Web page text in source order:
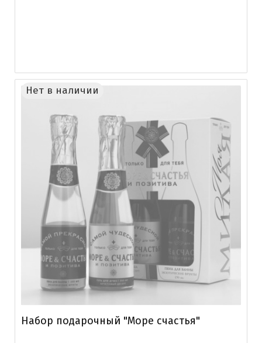
Нет в наличии
Набор подарочный "Море счастья"